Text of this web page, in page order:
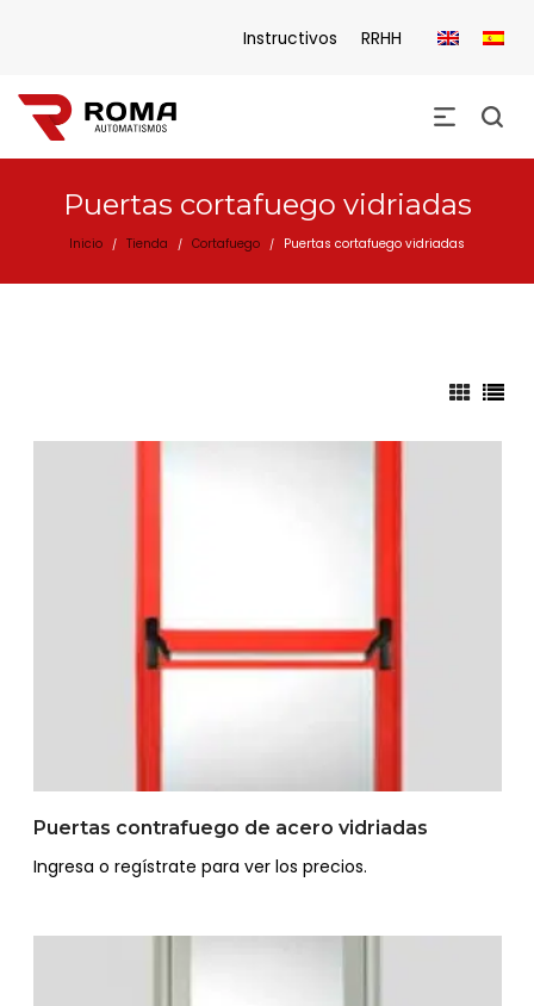
Instructivos RRHH
Puertas cortafuego vidriadas
Inicio / Tienda / Cortafuego / Puertas cortafuego vidriadas
Puertas contrafuego de acero vidriadas
Ingresa o regístrate para ver los precios.